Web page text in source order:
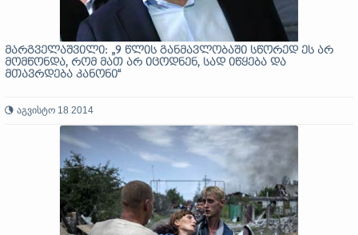
მარგველაშვილი: „9 წლის განმავლობაში სწორედ ეს არ
მომწონდა, რომ მათ არ იცოდნენ, სად იწყება და
მთავრდება კანონი“
აგვისტო 18 2014